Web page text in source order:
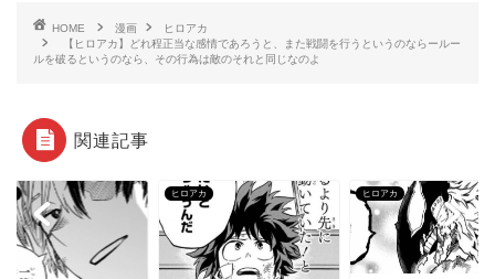
HOME 漫画
ヒロアカ
【ヒロアカ】どれ程正当な感情であろうと、また戦闘を行うというのならールー
ルを破るというのなら、その行為は敵のそれと同じなのよ
関連記事
ヒロアカ ヒロアカ